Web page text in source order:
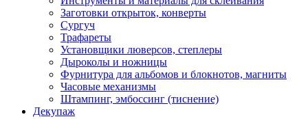
Заготовки открыток, конверты
Сургуч
Трафареты
Установщики люверсов, степлеры
Дыроколы и ножницы
Фурнитура для альбомов и блокнотов, магниты
Часовые механизмы
Штампинг, эмбоссинг (тиснение)
Декупаж